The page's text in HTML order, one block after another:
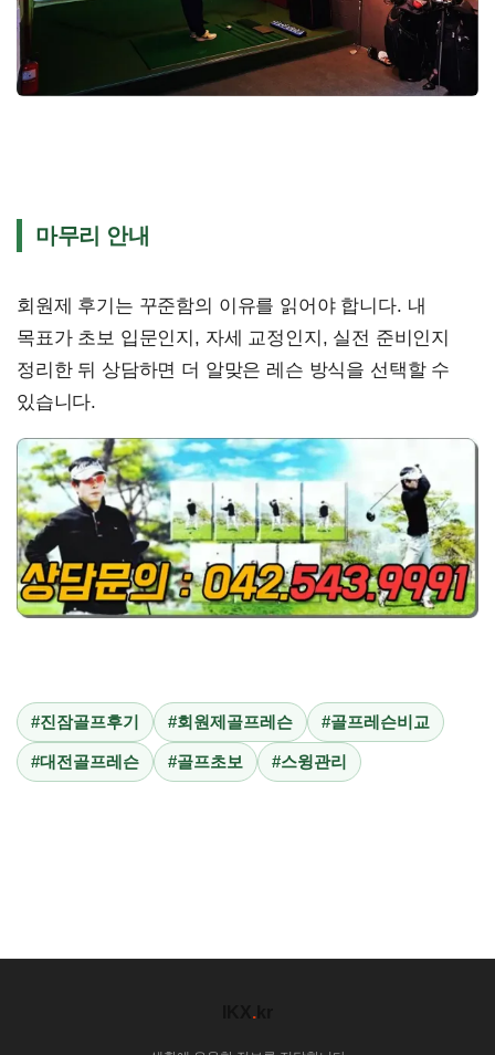
마무리 안내
회원제 후기는 꾸준함의 이유를 읽어야 합니다. 내
목표가 초보 입문인지, 자세 교정인지, 실전 준비인지
정리한 뒤 상담하면 더 알맞은 레슨 방식을 선택할 수
있습니다.
#진잠골프후기 #회원제골프레슨 #골프레슨비교
#대전골프레슨 #골프초보 #스윙관리
.